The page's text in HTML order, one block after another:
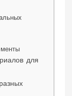
для